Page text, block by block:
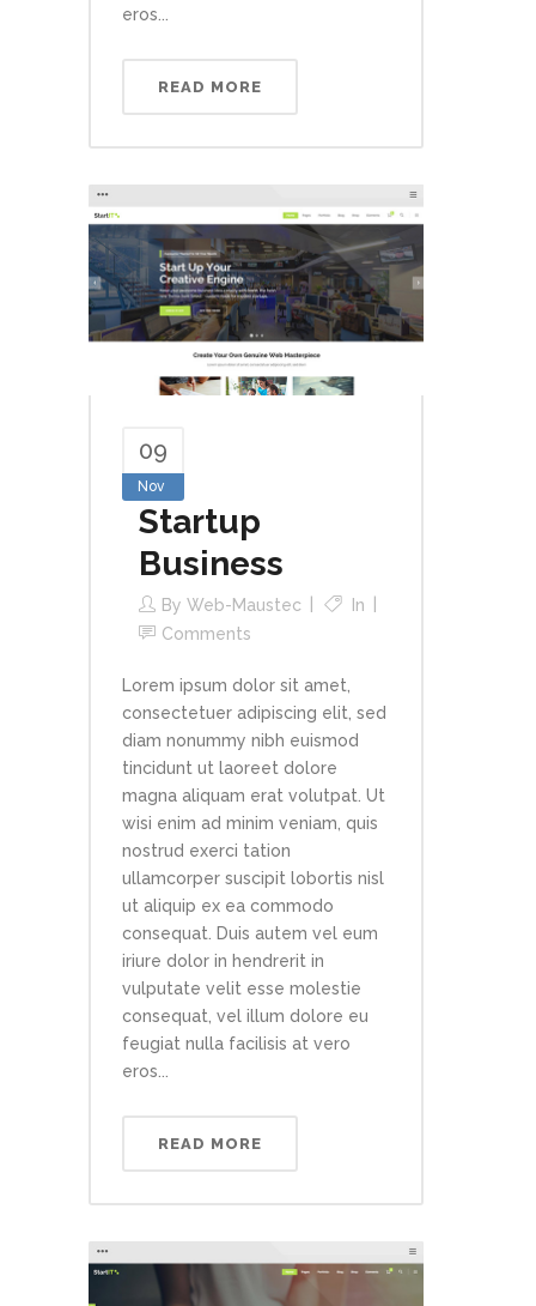
eros...
READ MORE
09
Nov
Startup
Business
By Web-Maustec
In
Comments
Lorem ipsum dolor sit amet,
consectetuer adipiscing elit, sed
diam nonummy nibh euismod
tincidunt ut laoreet dolore
magna aliquam erat volutpat. Ut
wisi enim ad minim veniam, quis
nostrud exerci tation
ullamcorper suscipit lobortis nisl
ut aliquip ex ea commodo
consequat. Duis autem vel eum
iriure dolor in hendrerit in
vulputate velit esse molestie
consequat, vel illum dolore eu
feugiat nulla facilisis at vero
eros...
READ MORE